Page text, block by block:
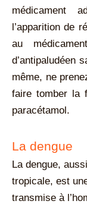
médicament
l’apparition de
au
d’antipaludéen
même, ne
faire tomber la
paracétamol.
La dengue
La dengue,
tropicale, est
transmise à